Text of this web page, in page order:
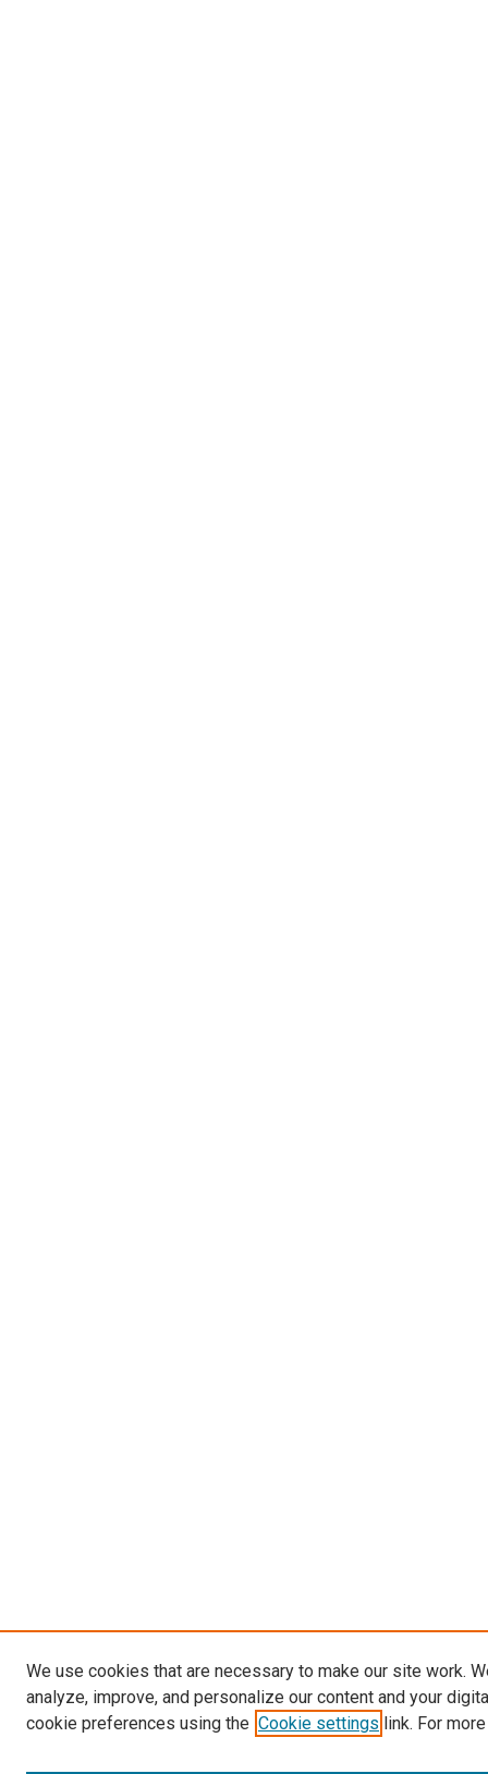
We use cookies that are necessary to make our site work.
analyze, improve, and personalize our content and your
cookie preferences using the Cookie settings link. For